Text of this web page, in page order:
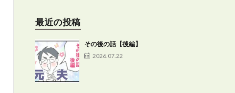
最近の投稿
その後の話【後編】
2026.07.22